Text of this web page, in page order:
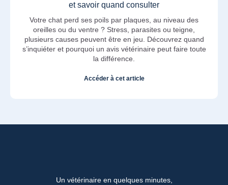
et savoir quand consulter
Votre chat perd ses poils par plaques, au niveau des
oreilles ou du ventre ? Stress, parasites ou teigne,
plusieurs causes peuvent être en jeu. Découvrez quand
s’inquiéter et pourquoi un avis vétérinaire peut faire toute
la différence.
Accéder à cet article
Un vétérinaire en quelques minutes,